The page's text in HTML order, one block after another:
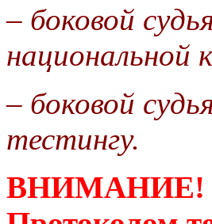
– боковой
национальной
– боковой
тестингу.
ВНИМАНИЕ!